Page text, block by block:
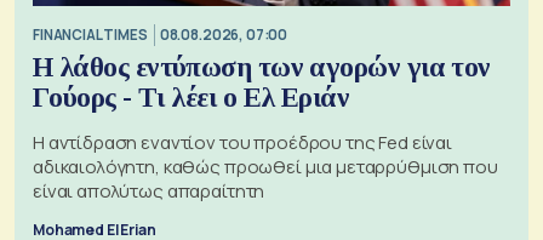
FINANCIAL TIMES 08.08.2026, 07:00
Η λάθος εντύπωση των αγορών για τον
Γούορς - Τι λέει ο Ελ Εριάν
Η αντίδραση εναντίον του προέδρου της Fed είναι
αδικαιολόγητη, καθώς προωθεί μια μεταρρύθμιση που
είναι απολύτως απαραίτητη
Mohamed El Erian